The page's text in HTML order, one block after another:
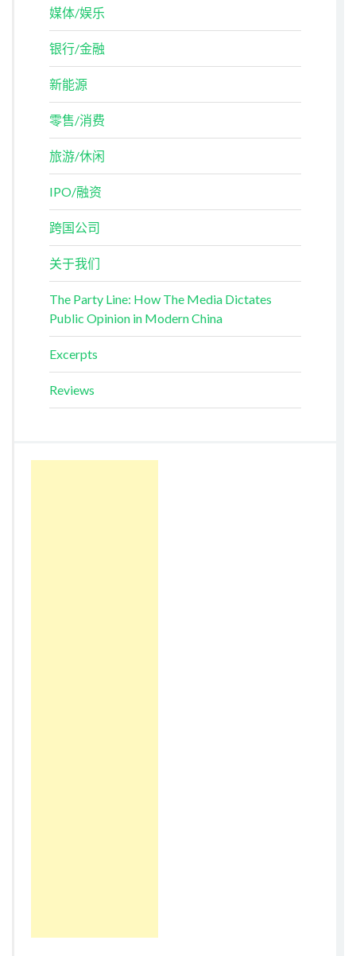
媒体/娱乐
银行/金融
新能源
零售/消费
旅游/休闲
IPO/融资
跨国公司
关于我们
The Party Line: How The Media Dictates
Public Opinion in Modern China
Excerpts
Reviews